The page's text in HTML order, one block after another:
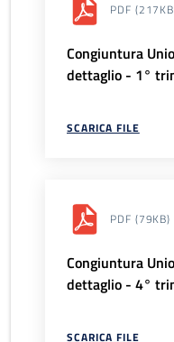
PDF
Congiuntura
dettaglio - 1°
SCARICA FILE
PDF (79KB)
Congiuntura
dettaglio - 4°
SCARICA FILE